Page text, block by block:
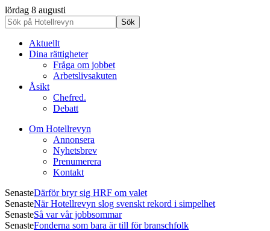
lördag 8 augusti
Aktuellt
Dina rättigheter
Fråga om jobbet
Arbetslivsakuten
Åsikt
Chefred.
Debatt
Om Hotellrevyn
Annonsera
Nyhetsbrev
Prenumerera
Kontakt
SenasteDärför bryr sig HRF om valet
SenasteNär Hotellrevyn slog svenskt rekord i simpelhet
SenasteSå var vår jobbsommar
SenasteFonderna som bara är till för branschfolk